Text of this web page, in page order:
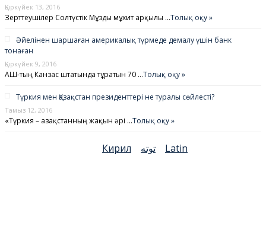
Қыркүйек 13, 2016
Зерттеушілер Солтүстік Мұзды мұхит арқылы …Толық оқу »
Әйелінен шаршаған америкалық түрмеде демалу үшін банк
тонаған
Қыркүйек 9, 2016
АҚШ-тың Канзас штатында тұратын 70 …Толық оқу »
Түркия мен Қазақстан президенттері не туралы сөйлесті?
Тамыз 12, 2016
«Түркия – Қазақстанның жақын әрі …Толық оқу »
Кирил توتە Latin